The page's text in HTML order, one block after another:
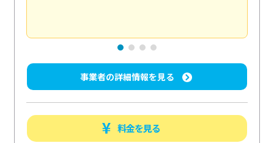
事業者の詳細情報を見る
料金を見る